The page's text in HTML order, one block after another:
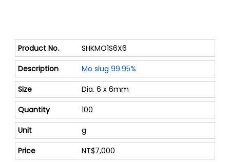
SHKMO1S6X6
Mo slug 99.95%
Dia. 6 x 6mm
100
g
NT$7,000